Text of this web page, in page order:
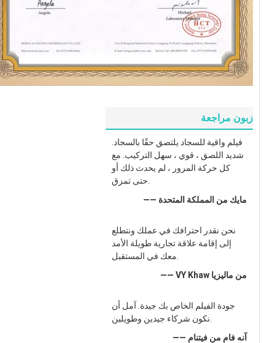
زبون مراجعة
فيلم واقية للسجاد يلتصق حقًا بالسجاد.
شديد اللصق ، قوي ، سهل التركيب. مع
كل حركة المرور ، لم يحدث ذلك أو
—— مايك من المملكة المتحدة
نحن نقدر احترافك في عملك ونتطلع
إلى إقامة علاقة تجارية طويلة الأمد
—— VY Khaw من ماليزيا
جودة الفيلم الخاص بك جيدة. آمل أن
—— آنه فام من فيتنام